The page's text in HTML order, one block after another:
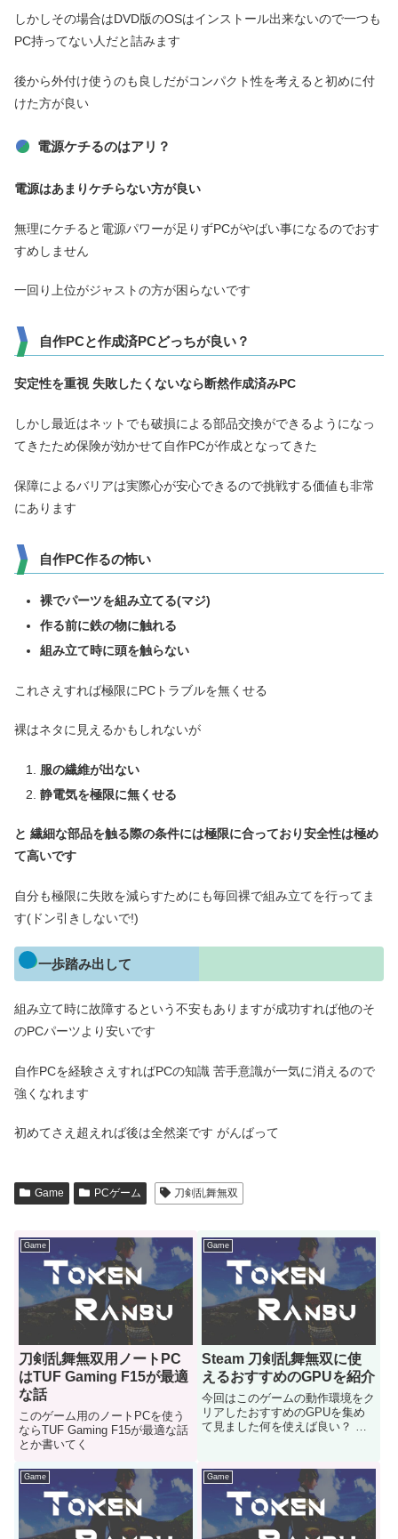
しかしその場合はDVD版のOSはインストール出来ないので一つも
PC持ってない人だと詰みます
後から外付け使うのも良しだがコンパクト性を考えると初めに付
けた方が良い
電源ケチるのはアリ？
電源はあまりケチらない方が良い
無理にケチると電源パワーが足りずPCがやばい事になるのでおす
すめしません
一回り上位がジャストの方が困らないです
自作PCと作成済PCどっちが良い？
安定性を重視 失敗したくないなら断然作成済みPC
しかし最近はネットでも破損による部品交換ができるようになっ
てきたため保険が効かせて自作PCが作成となってきた
保障によるバリアは実際心が安心できるので挑戦する価値も非常
にあります
自作PC作るの怖い
裸でパーツを組み立てる(マジ)
作る前に鉄の物に触れる
組み立て時に頭を触らない
これさえすれば極限にPCトラブルを無くせる
裸はネタに見えるかもしれないが
服の繊維が出ない
静電気を極限に無くせる
と 繊細な部品を触る際の条件には極限に合っており安全性は極め
て高いです
自分も極限に失敗を減らすためにも毎回裸で組み立てを行ってま
す(ドン引きしないで!)
一歩踏み出して
組み立て時に故障するという不安もありますが成功すれば他のそ
のPCパーツより安いです
自作PCを経験さえすればPCの知識 苦手意識が一気に消えるので
強くなれます
初めてさえ超えれば後は全然楽です がんばって
Game PCゲーム 刀剣乱舞無双
Game
刀剣乱舞無双用ノートPC
はTUF Gaming F15が最適
な話
このゲーム用のノートPCを使う
ならTUF Gaming F15が最適な話
とか書いてく
Game
Steam 刀剣乱舞無双に使
えるおすすめのGPUを紹介
今回はこのゲームの動作環境をク
リアしたおすすめのGPUを集め
て見ました何を使えば良い？ 目
Game Game